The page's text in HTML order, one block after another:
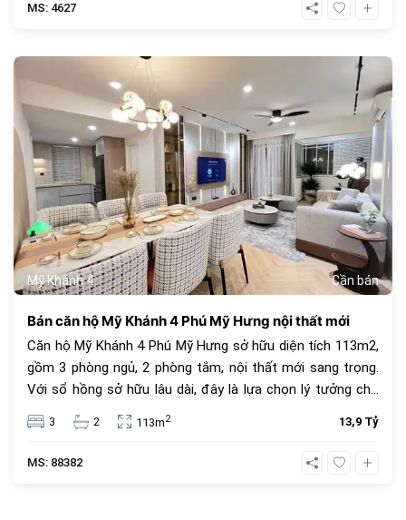
MS: 4627
Mỹ Khánh 4 Cần bán
Bán căn hộ Mỹ Khánh 4 Phú Mỹ Hưng nội thất mới
Căn hộ Mỹ Khánh 4 Phú Mỹ Hưng sở hữu diện tích 113m2,
gồm 3 phòng ngủ, 2 phòng tắm, nội thất mới sang trọng.
Với sổ hồng sở hữu lâu dài, đây là lựa chọn lý tưởng cho
an cư và đầu tư. Giá bán 13.9 tỷ đồng, vị trí trung tâm, tiện
ích đầy đủ.
3 2 113m2 13,9 Tỷ
MS: 88382